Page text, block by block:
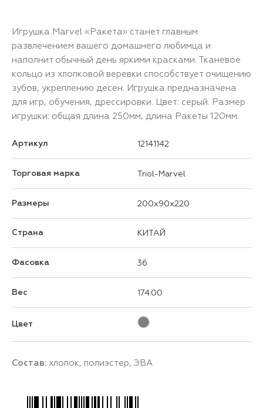
Игрушка Marvel «Ракета» станет главным
развлечением вашего домашнего любимца и
наполнит обычный день яркими красками. Тканевое
кольцо из хлопковой веревки способствует очищению
зубов, укреплению десен. Игрушка предназначена
для игр, обучения, дрессировки. Цвет: серый. Размер
игрушки: общая длина 250мм, длина Ракеты 120мм.
Артикул 12141142
Торговая марка Triol-Marvel
Размеры 200x90x220
Страна КИТАЙ
Фасовка 36
Вес 174.00
Цвет
Состав: хлопок, полиэстер, ЭВА